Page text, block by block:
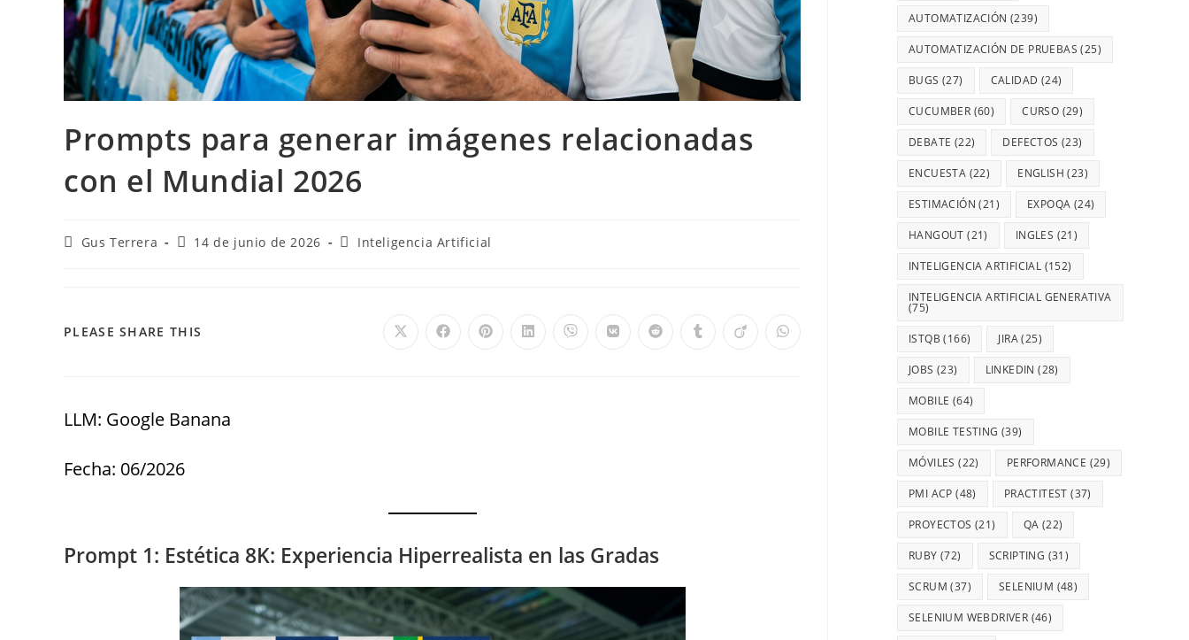
Prompts para generar imágenes relacionadas
con el Mundial 2026
Gus Terrera 14 de junio de 2026 Inteligencia Artificial
PLEASE SHARE THIS
LLM: Google Banana
Fecha: 06/2026
Prompt 1: Estética 8K: Experiencia Hiperrealista en las Gradas
AUTOMATIZACIÓN (239)
AUTOMATIZACIÓN DE PRUEBAS (25)
BUGS (27) CALIDAD (24)
CUCUMBER (60) CURSO (29)
DEBATE (22) DEFECTOS (23)
ENCUESTA (22) ENGLISH (23)
ESTIMACIÓN (21) EXPOQA (24)
HANGOUT (21) INGLES (21)
INTELIGENCIA ARTIFICIAL (152)
INTELIGENCIA ARTIFICIAL GENERATIVA
(75)
ISTQB (166) JIRA(25)
JOBS (23) LINKEDIN (28)
MOBILE (64)
MOBILE TESTING (39)
MÓVILES (22) PERFORMANCE (29)
PMI ACP (48) PRACTITEST (37)
PROYECTOS (21) QA (22)
RUBY (72) SCRIPTING (31)
SCRUM (37) SELENIUM (48)
SELENIUM WEBDRIVER (46)